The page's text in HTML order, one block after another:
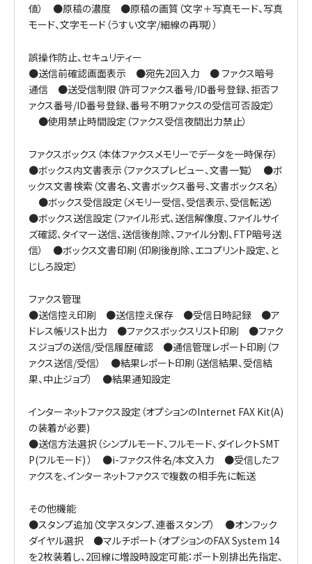
値） ●原稿の濃度 ●原稿の画質（文字＋写真モード、写真
モード、文字モード（うすい文字/細線の再現））
誤操作防止、セキュリティー
●送信前確認画面表示 ●宛先2回入力 ● ファクス暗号
通信 ●送受信制限（許可ファクス番号/ID番号登録、拒否フ
ァクス番号/ID番号登録、番号不明ファクスの受信可否設定）
●使用禁止時間設定（ファクス受信夜間出力禁止）
ファクスボックス（本体ファクスメモリーでデータを一時保存）
●ボックス内文書表示（ファクスプレビュー、文書一覧） ●ボ
ックス文書検索（文書名、文書ボックス番号、文書ボックス名）
●ボックス受信設定（メモリー受信、受信表示、受信転送）
●ボックス送信設定（ファイル形式、送信解像度、ファイルサイ
ズ確認、タイマー送信、送信後削除、ファイル分割、FTP暗号送
信） ●ボックス文書印刷（印刷後削除、エコプリント設定、と
じしろ設定）
ファクス管理
●送信控え印刷 ●送信控え保存 ●受信日時記録 ●ア
ドレス帳リスト出力 ●ファクスボックスリスト印刷 ●ファク
スジョブの送信/受信履歴確認 ●通信管理レポート印刷（フ
ァクス送信/受信） ●結果レポート印刷（送信結果、受信結
果、中止ジョブ） ●結果通知設定
インターネットファクス設定（オプションのInternet FAX Kit(A)
の装着が必要)
●送信方法選択（シンプルモード、フルモード、ダイレクトSMT
P(フルモード) ） ●i-ファクス件名/本文入力 ●受信したフ
ァクスを、インターネットファクスで複数の相手先に転送
その他機能
●スタンプ追加（文字スタンプ、連番スタンプ） ●オンフック
ダイヤル選択 ●マルチポート（オプションのFAX System 14
を2枚装着し、2回線に増設時設定可能：ポート別排出先指定、